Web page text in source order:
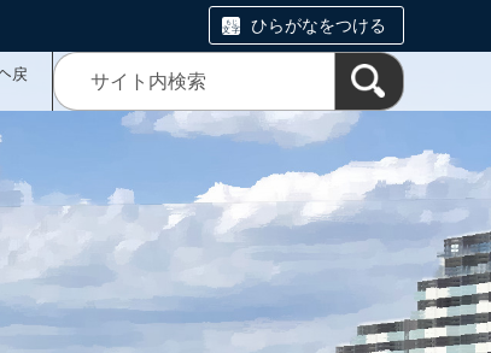
ひらがなをつける
戻